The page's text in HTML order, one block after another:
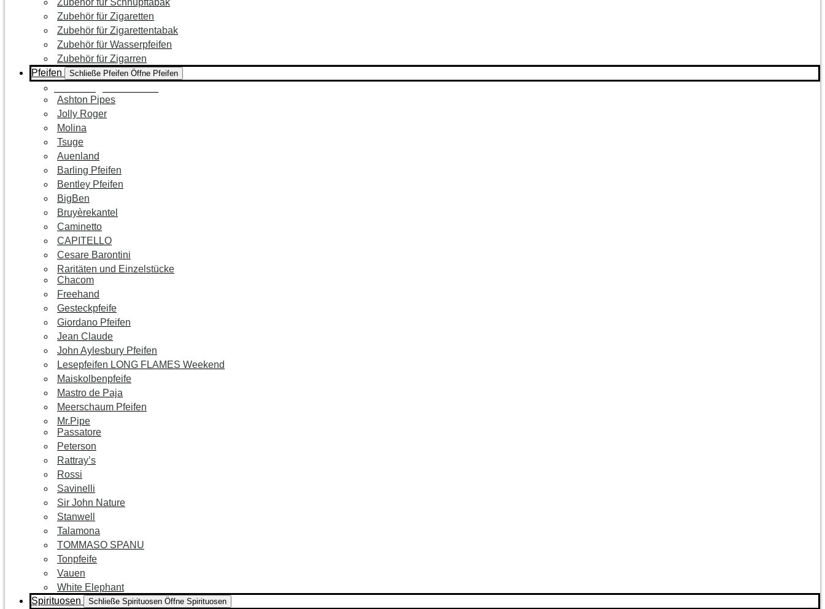
Zubehör für Schnupftabak
Zubehör für Zigaretten
Zubehör für Zigarettentabak
Zubehör für Wasserpfeifen
Zubehör für Zigarren
Pfeifen
Schließe Pfeifen Öffne Pfeifen
Ashton Pipes
Jolly Roger
Molina
Tsuge
Auenland
Barling Pfeifen
Bentley Pfeifen
BigBen
Bruyèrekantel
Caminetto
CAPITELLO
Cesare Barontini
Raritäten und Einzelstücke
Chacom
Freehand
Gesteckpfeife
Giordano Pfeifen
Jean Claude
John Aylesbury Pfeifen
Lesepfeifen LONG FLAMES Weekend
Maiskolbenpfeife
Mastro de Paja
Meerschaum Pfeifen
Mr.Pipe
Passatore
Peterson
Rattray’s
Rossi
Savinelli
Sir John Nature
Stanwell
Talamona
TOMMASO SPANU
Tonpfeife
Vauen
White Elephant
Spirituosen
Schließe Spirituosen Öffne Spirituosen